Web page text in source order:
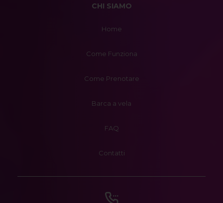
CHI SIAMO
Home
Come Funziona
Come Prenotare
Barca a vela
FAQ
Contatti